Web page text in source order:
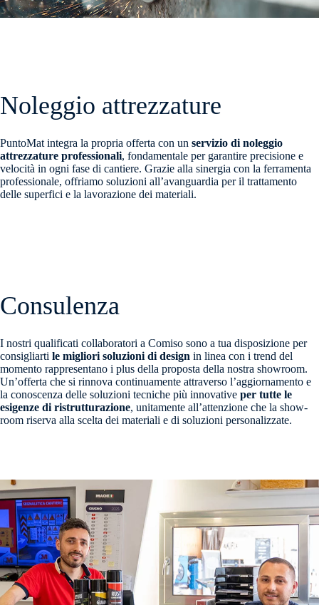
Noleggio attrezzature
PuntoMat integra la propria offerta con un servizio di noleggio
attrezzature professionali, fondamentale per garantire precisione e
velocità in ogni fase di cantiere. Grazie alla sinergia con la ferramenta
professionale, offriamo soluzioni all’avanguardia per il trattamento
delle superfici e la lavorazione dei materiali.
Consulenza
I nostri qualificati collaboratori a Comiso sono a tua disposizione per
consigliarti le migliori soluzioni di design in linea con i trend del
momento rappresentano i plus della proposta della nostra showroom.
Un’offerta che si rinnova continuamente attraverso l’aggiornamento e
la conoscenza delle soluzioni tecniche più innovative per tutte le
esigenze di ristrutturazione, unitamente all’attenzione che la show-
room riserva alla scelta dei materiali e di soluzioni personalizzate.